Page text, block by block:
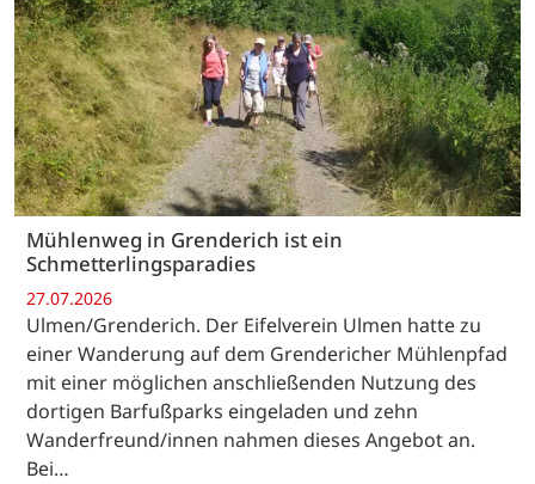
Mühlenweg in Grenderich ist ein
Schmetterlingsparadies
27.07.2026
Ulmen/Grenderich. Der Eifelverein Ulmen hatte zu
einer Wanderung auf dem Grendericher Mühlenpfad
mit einer möglichen anschließenden Nutzung des
dortigen Barfußparks eingeladen und zehn
Wanderfreund/innen nahmen dieses Angebot an.
Bei…